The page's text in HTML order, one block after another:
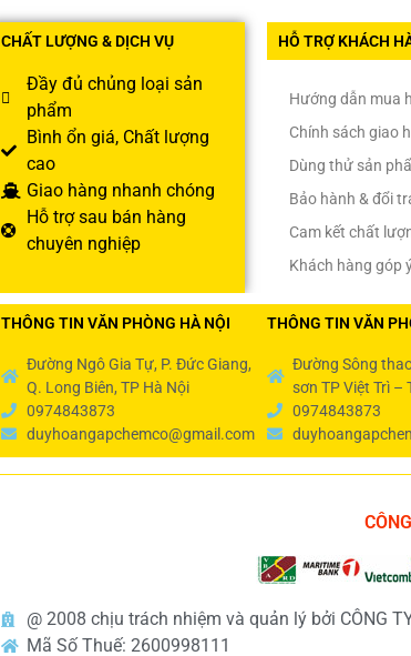
CHẤT LƯỢNG & DỊCH VỤ
Đầy đủ chủng loại sản
phẩm
Bình ổn giá, Chất lượng
cao
Giao hàng nhanh chóng
Hỗ trợ sau bán hàng
chuyên nghiệp
HỖ TRỢ KHÁCH
Hướng dẫn mua
Chính sách giao
Dùng thử sản
Bảo hành & đổi
Cam kết chất
Khách hàng góp
THÔNG TIN VĂN PHÒNG HÀ NỘI
Đường Ngô Gia Tự, P. Đức Giang,
Q. Long Biên, TP Hà Nội
0974843873
duyhoangapchemco@gmail.com
THÔNG TIN VĂN
Đường Sông
sơn TP Việt Trì –
0974843873
@ 2008 chịu trách nhiệm và quản lý bởi CÔNG
Mã Số Thuế: 2600998111